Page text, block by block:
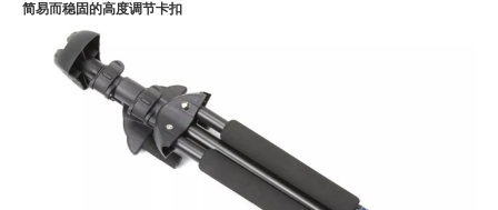
简易而稳固的高度调节卡扣